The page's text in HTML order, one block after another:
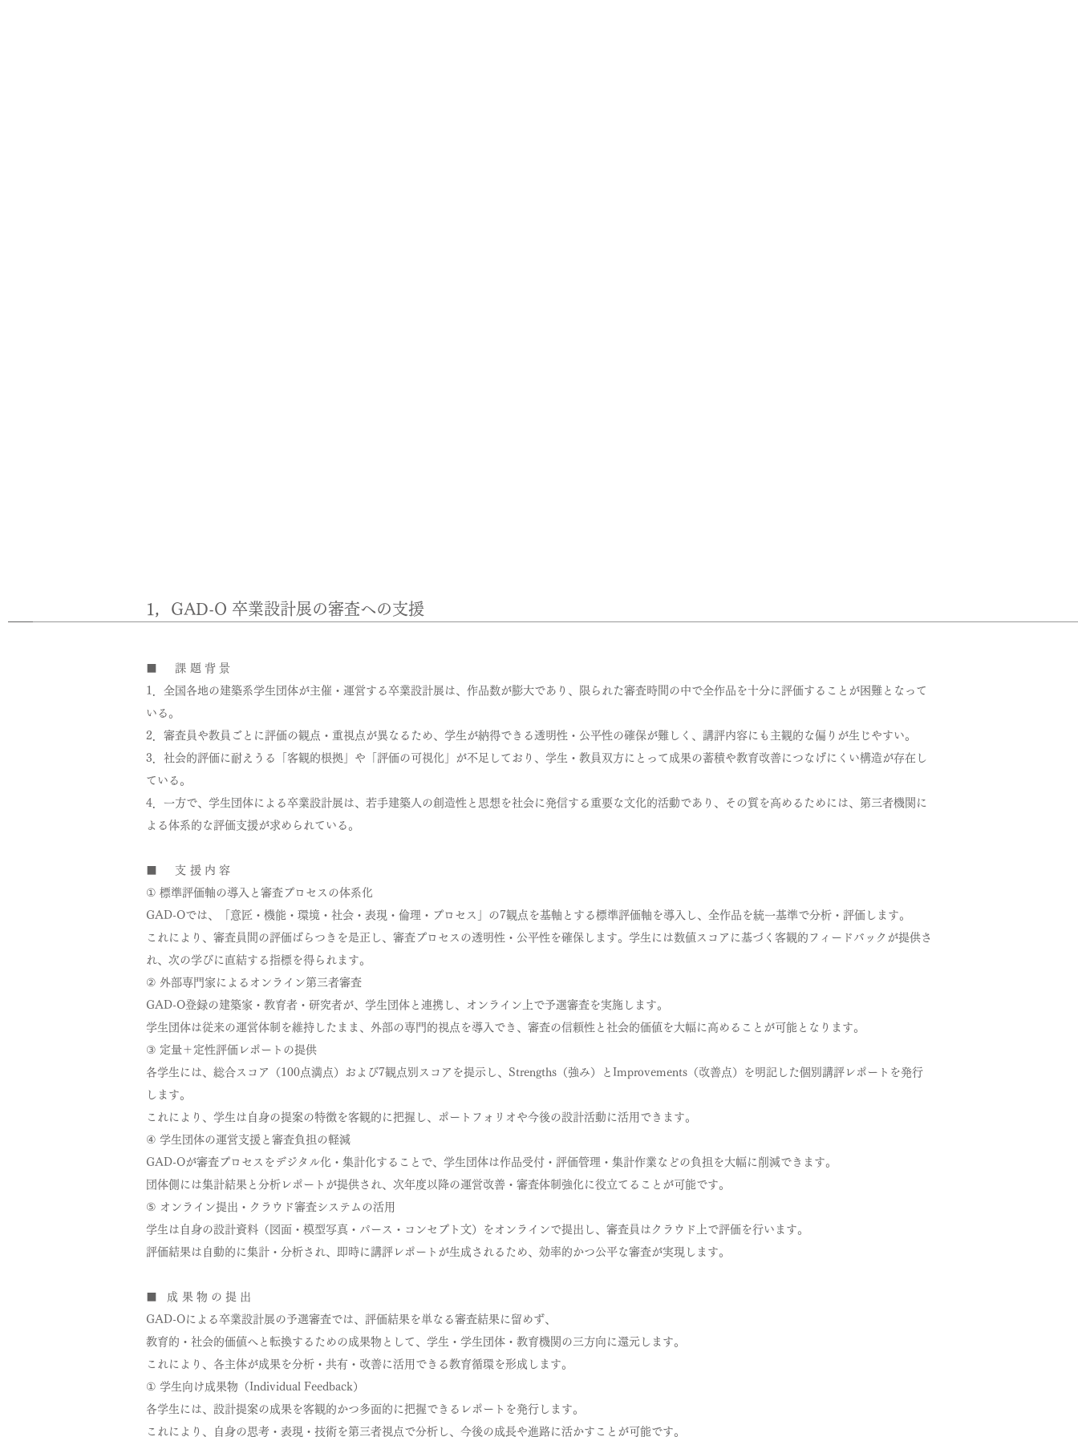
1，GAD-O 卒業設計展の審査への支援
■ 課題背景
1．全国各地の建築系学生団体が主催・運営する卒業設計展は、作品数が膨大であり、限られた審査時間の中で全作品を十分に評価することが困難となって
いる。
2．審査員や教員ごとに評価の観点・重視点が異なるため、学生が納得できる透明性・公平性の確保が難しく、講評内容にも主観的な偏りが生じやすい。
3．社会的評価に耐えうる「客観的根拠」や「評価の可視化」が不足しており、学生・教員双方にとって成果の蓄積や教育改善につなげにくい構造が存在し
ている。
4．一方で、学生団体による卒業設計展は、若手建築人の創造性と思想を社会に発信する重要な文化的活動であり、その質を高めるためには、第三者機関に
よる体系的な評価支援が求められている。
■ 支援内容
① 標準評価軸の導入と審査プロセスの体系化
GAD-Oでは、「意匠・機能・環境・社会・表現・倫理・プロセス」の7観点を基軸とする標準評価軸を導入し、全作品を統一基準で分析・評価します。
これにより、審査員間の評価ばらつきを是正し、審査プロセスの透明性・公平性を確保します。学生には数値スコアに基づく客観的フィードバックが提供さ
れ、次の学びに直結する指標を得られます。
② 外部専門家によるオンライン第三者審査
GAD-O登録の建築家・教育者・研究者が、学生団体と連携し、オンライン上で予選審査を実施します。
学生団体は従来の運営体制を維持したまま、外部の専門的視点を導入でき、審査の信頼性と社会的価値を大幅に高めることが可能となります。
③ 定量＋定性評価レポートの提供
各学生には、総合スコア（100点満点）および7観点別スコアを提示し、Strengths（強み）とImprovements（改善点）を明記した個別講評レポートを発行
します。
これにより、学生は自身の提案の特徴を客観的に把握し、ポートフォリオや今後の設計活動に活用できます。
④ 学生団体の運営支援と審査負担の軽減
GAD-Oが審査プロセスをデジタル化・集計化することで、学生団体は作品受付・評価管理・集計作業などの負担を大幅に削減できます。
団体側には集計結果と分析レポートが提供され、次年度以降の運営改善・審査体制強化に役立てることが可能です。
⑤ オンライン提出・クラウド審査システムの活用
学生は自身の設計資料（図面・模型写真・パース・コンセプト文）をオンラインで提出し、審査員はクラウド上で評価を行います。
評価結果は自動的に集計・分析され、即時に講評レポートが生成されるため、効率的かつ公平な審査が実現します。
■ 成果物の提出
GAD-Oによる卒業設計展の予選審査では、評価結果を単なる審査結果に留めず、
教育的・社会的価値へと転換するための成果物として、学生・学生団体・教育機関の三方向に還元します。
これにより、各主体が成果を分析・共有・改善に活用できる教育循環を形成します。
① 学生向け成果物（Individual Feedback）
各学生には、設計提案の成果を客観的かつ多面的に把握できるレポートを発行します。
これにより、自身の思考・表現・技術を第三者視点で分析し、今後の成長や進路に活かすことが可能です。